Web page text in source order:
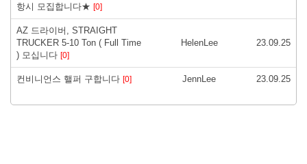
항시 모집합니다★ [0]
AZ 드라이버, STRAIGHT
TRUCKER 5-10 Ton ( Full Time
) 모십니다 [0]
HelenLee 23.09.25
컨비니언스 핼퍼 구합니다 [0] JennLee 23.09.25